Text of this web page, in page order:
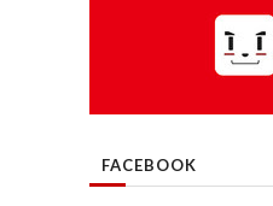
FACEBOOK